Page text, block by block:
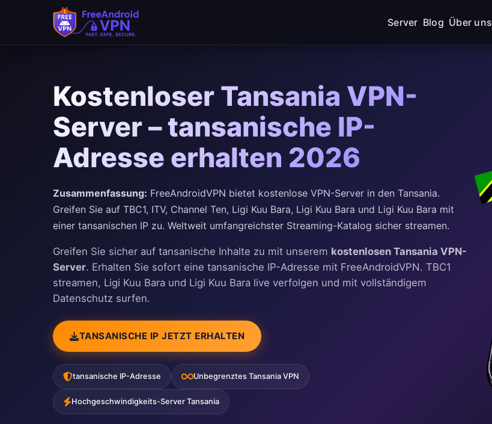
Server Blog Über uns
Kostenloser Tansania VPN-
Server – tansanische IP-
Adresse erhalten 2026
Zusammenfassung: FreeAndroidVPN bietet kostenlose VPN-Server in den Tansania.
Greifen Sie auf TBC1, ITV, Channel Ten, Ligi Kuu Bara, Ligi Kuu Bara und Ligi Kuu Bara mit
einer tansanischen IP zu. Weltweit umfangreichster Streaming-Katalog sicher streamen.
Greifen Sie sicher auf tansanische Inhalte zu mit unserem kostenlosen Tansania VPN-
Server. Erhalten Sie sofort eine tansanische IP-Adresse mit FreeAndroidVPN. TBC1
streamen, Ligi Kuu Bara und Ligi Kuu Bara live verfolgen und mit vollständigem
Datenschutz surfen.
TANSANISCHE IP JETZT ERHALTEN
tansanische IP-Adresse Unbegrenztes Tansania VPN
Hochgeschwindigkeits-Server Tansania